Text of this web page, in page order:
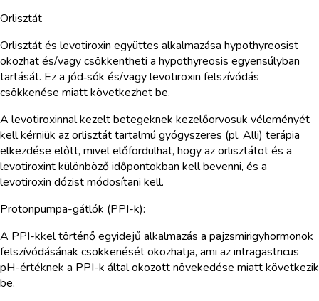
Orlisztát
Orlisztát és levotiroxin együttes alkalmazása hypothyreosist
okozhat és/vagy csökkentheti a hypothyreosis egyensúlyban
tartását. Ez a jód‑sók és/vagy levotiroxin felszívódás
csökkenése miatt következhet be.
A levotiroxinnal kezelt betegeknek kezelőorvosuk véleményét
kell kérniük az orlisztát tartalmú gyógyszeres (pl. Alli) terápia
elkezdése előtt, mivel előfordulhat, hogy az orlisztátot és a
levotiroxint különböző időpontokban kell bevenni, és a
levotiroxin dózist módosítani kell.
Protonpumpa-gátlók (PPI-k):
A PPI-kkel történő egyidejű alkalmazás a pajzsmirigyhormonok
felszívódásának csökkenését okozhatja, ami az intragastricus
pH-értéknek a PPI-k által okozott növekedése miatt következik
be.